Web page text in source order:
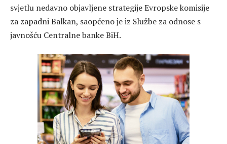
svjetlu nedavno objavljene strategije Evropske komisije
za zapadni Balkan, saopćeno je iz Službe za odnose s
javnošću Centralne banke BiH.